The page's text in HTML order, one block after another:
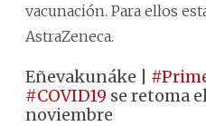
vacunación. Para ellos
AstraZeneca.
Eñevakunáke |
#COVID19 se retoma
noviembre